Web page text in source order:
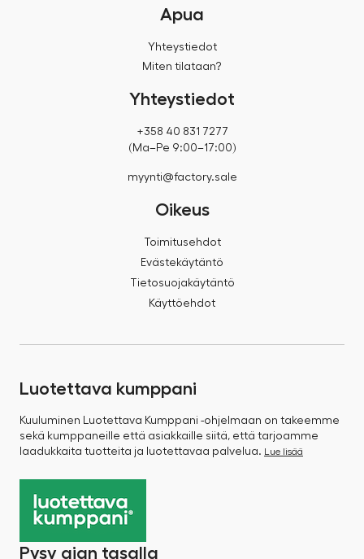
Apua
Yhteystiedot
Miten tilataan?
Yhteystiedot
+358 40 831 7277
(Ma–Pe 9:00–17:00)
myynti@factory.sale
Oikeus
Toimitusehdot
Evästekäytäntö
Tietosuojakäytäntö
Käyttöehdot
Luotettava kumppani
Kuuluminen Luotettava Kumppani -ohjelmaan on takeemme
sekä kumppaneille että asiakkaille siitä, että tarjoamme
laadukkaita tuotteita ja luotettavaa palvelua. Lue lisää
Pysy ajan tasalla